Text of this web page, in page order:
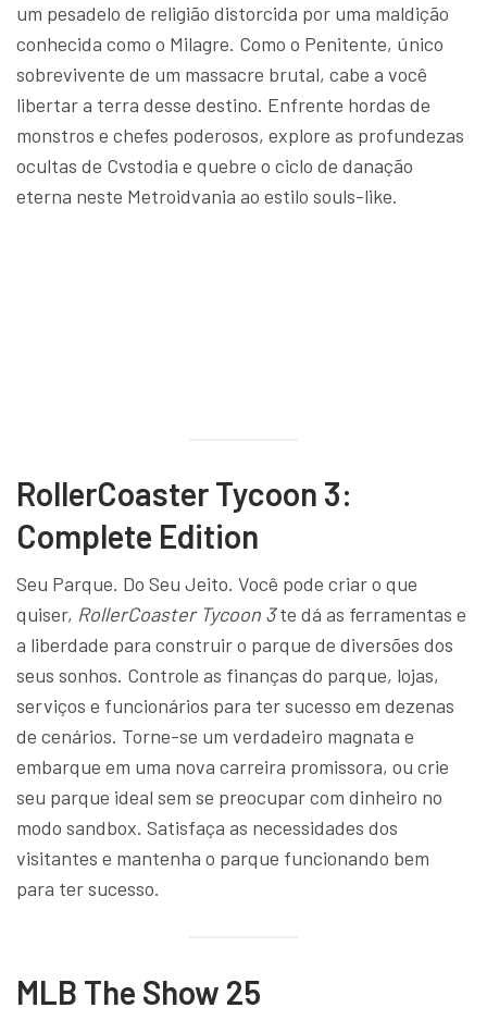
um pesadelo de religião distorcida por uma maldição
conhecida como o Milagre. Como o Penitente, único
sobrevivente de um massacre brutal, cabe a você
libertar a terra desse destino. Enfrente hordas de
monstros e chefes poderosos, explore as profundezas
ocultas de Cvstodia e quebre o ciclo de danação
eterna neste Metroidvania ao estilo souls-like.
RollerCoaster Tycoon 3:
Complete Edition
Seu Parque. Do Seu Jeito. Você pode criar o que
quiser, RollerCoaster Tycoon 3te dá as ferramentas e
a liberdade para construir o parque de diversões dos
seus sonhos. Controle as finanças do parque, lojas,
serviços e funcionários para ter sucesso em dezenas
de cenários. Torne-se um verdadeiro magnata e
embarque em uma nova carreira promissora, ou crie
seu parque ideal sem se preocupar com dinheiro no
modo sandbox. Satisfaça as necessidades dos
visitantes e mantenha o parque funcionando bem
para ter sucesso.
MLB The Show 25